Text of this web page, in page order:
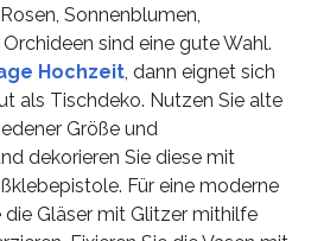
Sonnenblumen,
sind eine gute Wahl.
Hochzeit, dann eignet sich
als Tischdeko. Nutzen Sie alte
Größe und
dekorieren Sie diese mit
Für eine moderne
die Gläser mit Glitzer mithilfe